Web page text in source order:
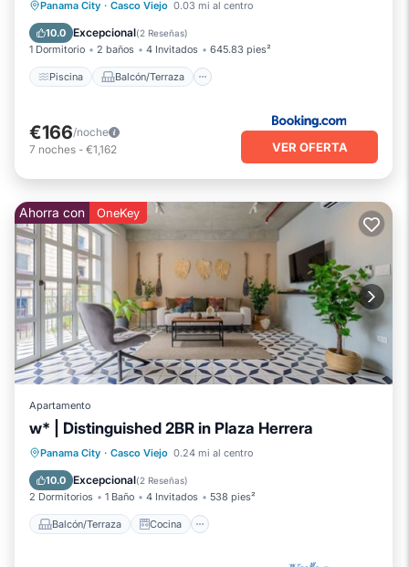
Panama City · Casco Viejo 0.03 mi al centro
10.0 Excepcional(2 Reseñas)
1 Dormitorio 2 baños 4 Invitados 645.83 pies²
Piscina Balcón/Terraza
Piscina
Balcón/Terraza
Aire acondicionado
€166/noche
7 noches - €1,162 VER OFERTA
Ahorra con OneKey
Apartamento
w* | Distinguished 2BR in Plaza Herrera
Panama City · Casco Viejo 0.24 mi al centro
10.0 Excepcional(2 Reseñas)
2 Dormitorios 1 Baño 4 Invitados 538 pies²
Balcón/Terraza Cocina
Balcón/Terraza
Cocina
Aire acondicionado